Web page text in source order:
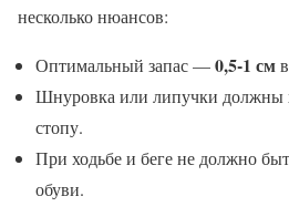
несколько нюансов:
Оптимальный запас —0,5-1 см
Шнуровка или липучки должны
стопу.
При ходьбе и беге не должно
обуви.